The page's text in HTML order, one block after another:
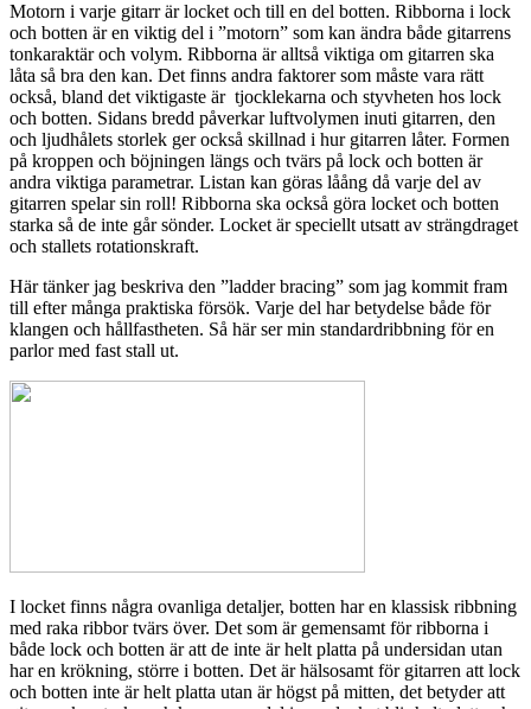
Motorn i varje gitarr är locket och till en del botten. Ribborna i lock
och botten är en viktig del i ”motorn” som kan ändra både gitarrens
tonkaraktär och volym. Ribborna är alltså viktiga om gitarren ska
låta så bra den kan. Det finns andra faktorer som måste vara rätt
också, bland det viktigaste är tjocklekarna och styvheten hos lock
och botten. Sidans bredd påverkar luftvolymen inuti gitarren, den
och ljudhålets storlek ger också skillnad i hur gitarren låter. Formen
på kroppen och böjningen längs och tvärs på lock och botten är
andra viktiga parametrar. Listan kan göras låång då varje del av
gitarren spelar sin roll! Ribborna ska också göra locket och botten
starka så de inte går sönder. Locket är speciellt utsatt av strängdraget
och stallets rotationskraft.
Här tänker jag beskriva den ”ladder bracing” som jag kommit fram
till efter många praktiska försök. Varje del har betydelse både för
klangen och hållfastheten. Så här ser min standardribbning för en
parlor med fast stall ut.
I locket finns några ovanliga detaljer, botten har en klassisk ribbning
med raka ribbor tvärs över. Det som är gemensamt för ribborna i
både lock och botten är att de inte är helt platta på undersidan utan
har en krökning, större i botten. Det är hälsosamt för gitarren att lock
och botten inte är helt platta utan är högst på mitten, det betyder att